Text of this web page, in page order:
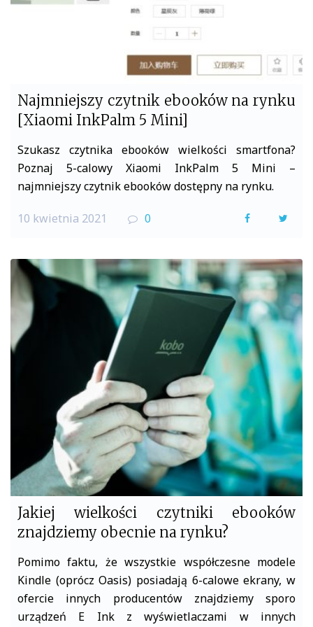
Najmniejszy czytnik ebooków na rynku
[Xiaomi InkPalm 5 Mini]
Szukasz czytnika ebooków wielkości smartfona?
Poznaj 5-calowy Xiaomi InkPalm 5 Mini –
najmniejszy czytnik ebooków dostępny na rynku.
10 kwietnia 2021 0
F
c
e
b
o
o
k
i
t
t
r
Jakiej wielkości czytniki ebooków
znajdziemy obecnie na rynku?
Pomimo faktu, że wszystkie współczesne modele
Kindle (oprócz Oasis) posiadają 6-calowe ekrany, w
ofercie innych producentów znajdziemy sporo
urządzeń E Ink z wyświetlaczami w innych